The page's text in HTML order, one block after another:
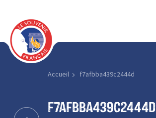
Accueil f7afbba439c2444d
f7afbba439c2444d